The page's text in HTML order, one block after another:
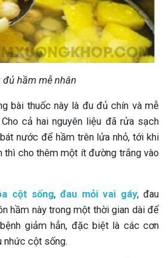
đủ hầm mễ nhân
bài thuốc này là đu đủ chín và mễ
cả hai nguyên liệu đã rửa sạch
nước để hầm trên lửa nhỏ, tới khi
thì cho thêm một ít đường trắng vào
cột sống,đau mỏi vai gáy, đau
hầm này trong một thời gian dài để
giảm hẳn, đặc biệt là các cơn
nhức cột sống.